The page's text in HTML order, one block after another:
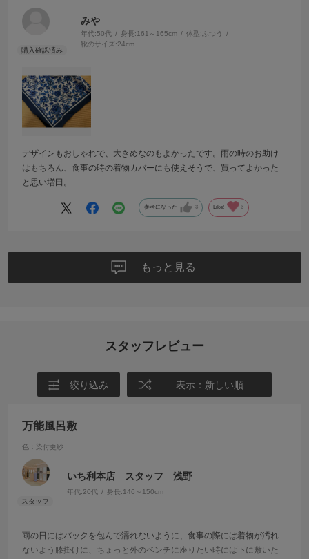
みや
年代:50代 身長:161～165cm 体型: ふつう
靴のサイズ:24cm
デザインもおしゃれで、大きめなのもよかったです。雨の時のお助け
はもちろん、食事の時の着物カバーにも使えそうで、買ってよかった
と思い増田。
参考になった 3 Like! 3
もっと見る
スタッフレビュー
絞り込み 表示：新しい順
万能風呂敷
色：染付更紗
いち利本店 スタッフ 浅野
年代:20代 身長:146～150cm
雨の日にはバックを包んで濡れないように、食事の際には着物が汚れ
ないよう膝掛けに、ちょっと外のベンチに座りたい時には下に敷いた